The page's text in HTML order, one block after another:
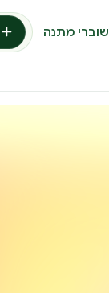
שוברי מתנה